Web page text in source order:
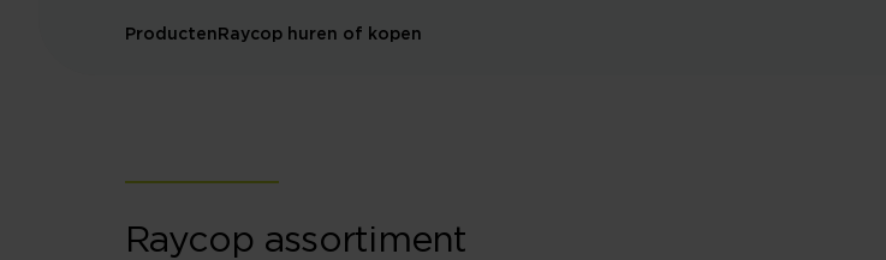
Producten Raycop huren of kopen
Raycop assortiment